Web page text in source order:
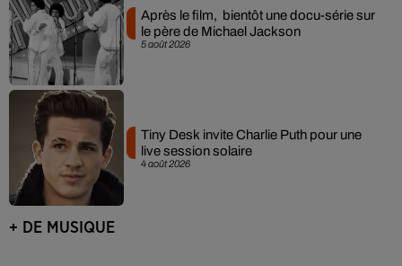
5 août 2026
Après le film, bientôt une docu-série sur
le père de Michael Jackson
4 août 2026
Tiny Desk invite Charlie Puth pour une
live session solaire
+ DE MUSIQUE